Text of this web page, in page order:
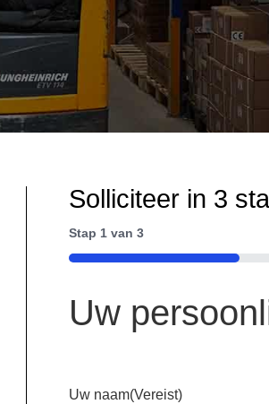
Solliciteer in 3
Stap 1 van3
33%
Uw
Uw naam(Vereist)